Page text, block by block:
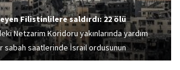
Filistinlilere saldırdı: 22 ölü
Netzarim Koridoru yakınlarında yardım
sabah saatlerinde İsrail ordusunun
sonucu 22 kişi hayatını kaybetti.